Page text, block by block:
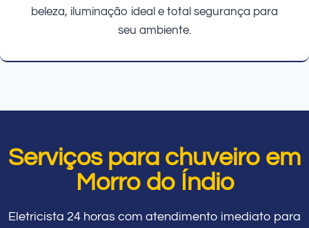
beleza, iluminação ideal e total segurança para
seu ambiente.
Serviços para chuveiro em
Morro do Índio
Eletricista 24 horas com atendimento imediato para